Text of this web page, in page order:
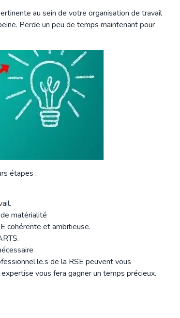
au sein de votre organisation de travail
Perde un peu de temps maintenant pour
étapes :
matérialité
cohérente et ambitieuse.
de la RSE peuvent vous
vous fera gagner un temps précieux.